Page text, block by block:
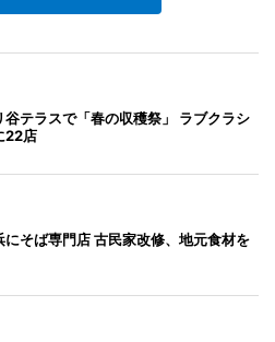
谷テラスで「春の収穫祭」 ラブクラシ
22店
にそば専門店 古民家改修、地元食材を